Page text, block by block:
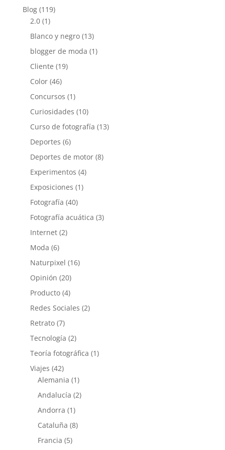
Blog(119)
2.0(1)
Blanco y negro(13)
blogger de moda (1)
Cliente (19)
Color(46)
Concursos (1)
Curiosidades (10)
Curso de fotografía (13)
Deportes (6)
Deportes de motor(8)
Experimentos (4)
Exposiciones (1)
Fotografía (40)
Fotografía acuática (3)
Internet(2)
Moda (6)
Naturpixel (16)
Opinión (20)
Producto(4)
Redes Sociales (2)
Retrato(7)
Tecnología (2)
Teoría fotográfica (1)
Viajes (42)
Alemania (1)
Andalucía (2)
Andorra (1)
Cataluña (8)
Francia (5)